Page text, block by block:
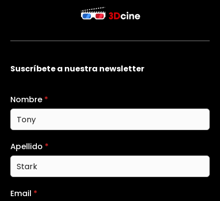
Suscríbete a nuestra newsletter
Nombre *
Apellido *
Email *